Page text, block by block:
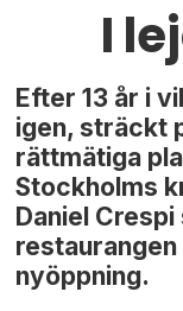
I
Efter 13 år i
igen, sträckt
rättmätiga
Stockholms
Daniel
nyöppning.